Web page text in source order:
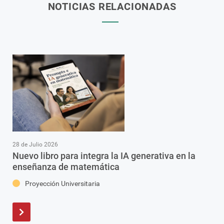
NOTICIAS RELACIONADAS
28 de Julio 2026
Nuevo libro para integra la IA generativa en la
enseñanza de matemática
Proyección Universitaria